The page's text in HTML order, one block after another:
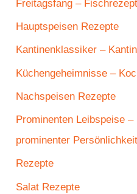
Freitagsfang –
Hauptspeisen Rezepte
Kantinenklassiker –
Küchengeheimnisse –
Nachspeisen Rezepte
Prominenten Leibspeise
prominenter
Rezepte
Salat Rezepte